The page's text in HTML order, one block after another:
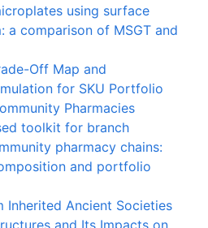
using surface
a comparison of MSGT and
Off Map and
for SKU Portfolio
Pharmacies
toolkit for branch
pharmacy chains:
and portfolio
Inherited Ancient Societies
and Its Impacts on